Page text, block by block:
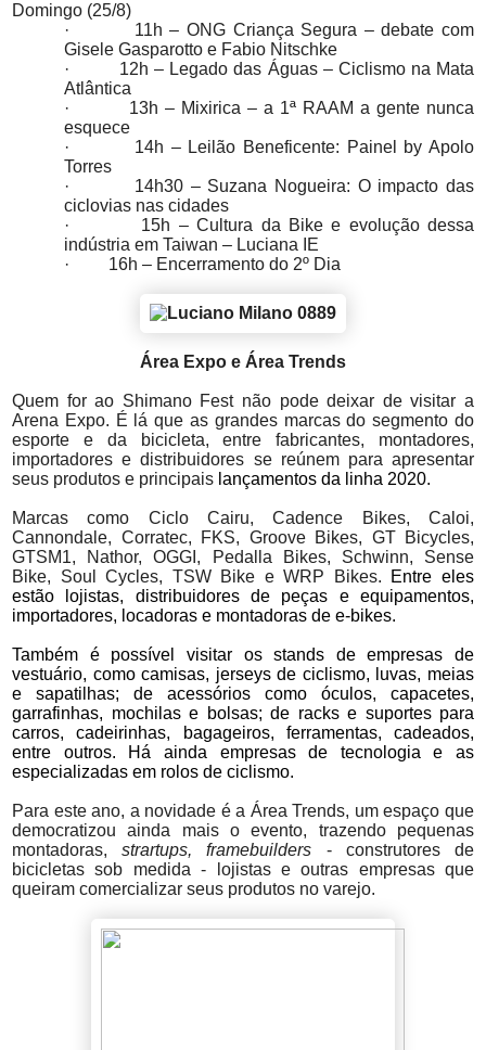
Domingo (25/8)
·
11h – ONG Criança Segura – debate com
Gisele Gasparotto e Fabio Nitschke
·
12h – Legado das Águas – Ciclismo na Mata
Atlântica
·
13h – Mixirica – a 1ª RAAM a gente nunca
esquece
·
14h – Leilão Beneficente: Painel by Apolo
Torres
·
14h30 – Suzana Nogueira: O impacto das
ciclovias nas cidades
·
15h – Cultura da Bike e evolução dessa
indústria em Taiwan – Luciana IE
·
16h – Encerramento do 2º Dia
Área Expo e Área Trends
Quem for ao Shimano Fest não pode deixar de visitar a
Arena Expo. É lá que as grandes marcas do segmento do
esporte e da bicicleta, entre fabricantes, montadores,
importadores e distribuidores se reúnem para apresentar
seus produtos e principais lançamentos da linha 2020.
Marcas como Ciclo Cairu, Cadence Bikes, Caloi,
Cannondale, Corratec, FKS, Groove Bikes, GT Bicycles,
GTSM1, Nathor, OGGI, Pedalla Bikes, Schwinn, Sense
Bike, Soul Cycles, TSW Bike e WRP Bikes. Entre eles
estão lojistas, distribuidores de peças e equipamentos,
importadores, locadoras e montadoras de e-bikes.
Também é possível visitar os stands de empresas de
vestuário, como camisas, jerseys de ciclismo, luvas, meias
e sapatilhas; de acessórios como óculos, capacetes,
garrafinhas, mochilas e bolsas; de racks e suportes para
carros, cadeirinhas, bagageiros, ferramentas, cadeados,
entre outros. Há ainda empresas de tecnologia e as
especializadas em rolos de ciclismo.
Para este ano, a novidade é a Área Trends, um espaço que
democratizou ainda mais o evento, trazendo pequenas
montadoras,strartups, framebuilders - construtores de
bicicletas sob medida - lojistas e outras empresas que
queiram comercializar seus produtos no varejo.